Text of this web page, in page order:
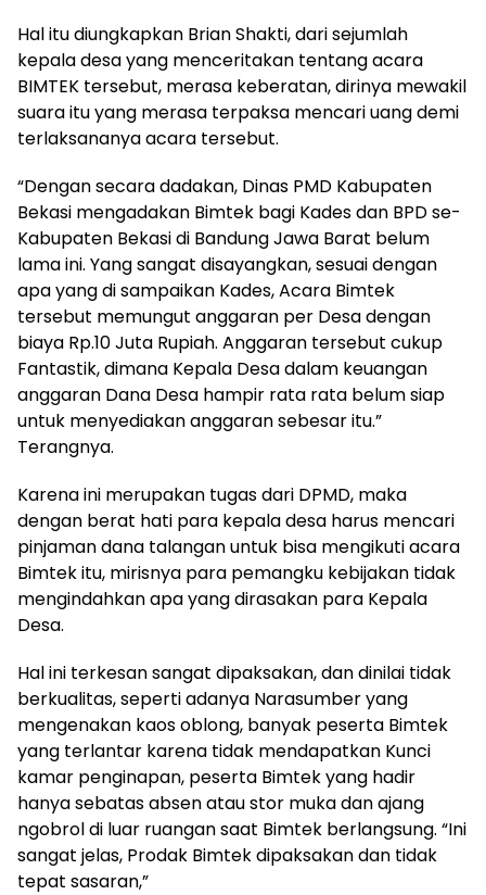
Hal itu diungkapkan Brian Shakti, dari sejumlah
kepala desa yang menceritakan tentang acara
BIMTEK tersebut, merasa keberatan, dirinya mewakil
suara itu yang merasa terpaksa mencari uang demi
terlaksananya acara tersebut.
“Dengan secara dadakan, Dinas PMD Kabupaten
Bekasi mengadakan Bimtek bagi Kades dan BPD se-
Kabupaten Bekasi di Bandung Jawa Barat belum
lama ini. Yang sangat disayangkan, sesuai dengan
apa yang di sampaikan Kades, Acara Bimtek
tersebut memungut anggaran per Desa dengan
biaya Rp.10 Juta Rupiah. Anggaran tersebut cukup
Fantastik, dimana Kepala Desa dalam keuangan
anggaran Dana Desa hampir rata rata belum siap
untuk menyediakan anggaran sebesar itu.”
Terangnya.
Karena ini merupakan tugas dari DPMD, maka
dengan berat hati para kepala desa harus mencari
pinjaman dana talangan untuk bisa mengikuti acara
Bimtek itu, mirisnya para pemangku kebijakan tidak
mengindahkan apa yang dirasakan para Kepala
Desa.
Hal ini terkesan sangat dipaksakan, dan dinilai tidak
berkualitas, seperti adanya Narasumber yang
mengenakan kaos oblong, banyak peserta Bimtek
yang terlantar karena tidak mendapatkan Kunci
kamar penginapan, peserta Bimtek yang hadir
hanya sebatas absen atau stor muka dan ajang
ngobrol di luar ruangan saat Bimtek berlangsung. “Ini
sangat jelas, Prodak Bimtek dipaksakan dan tidak
tepat sasaran,”